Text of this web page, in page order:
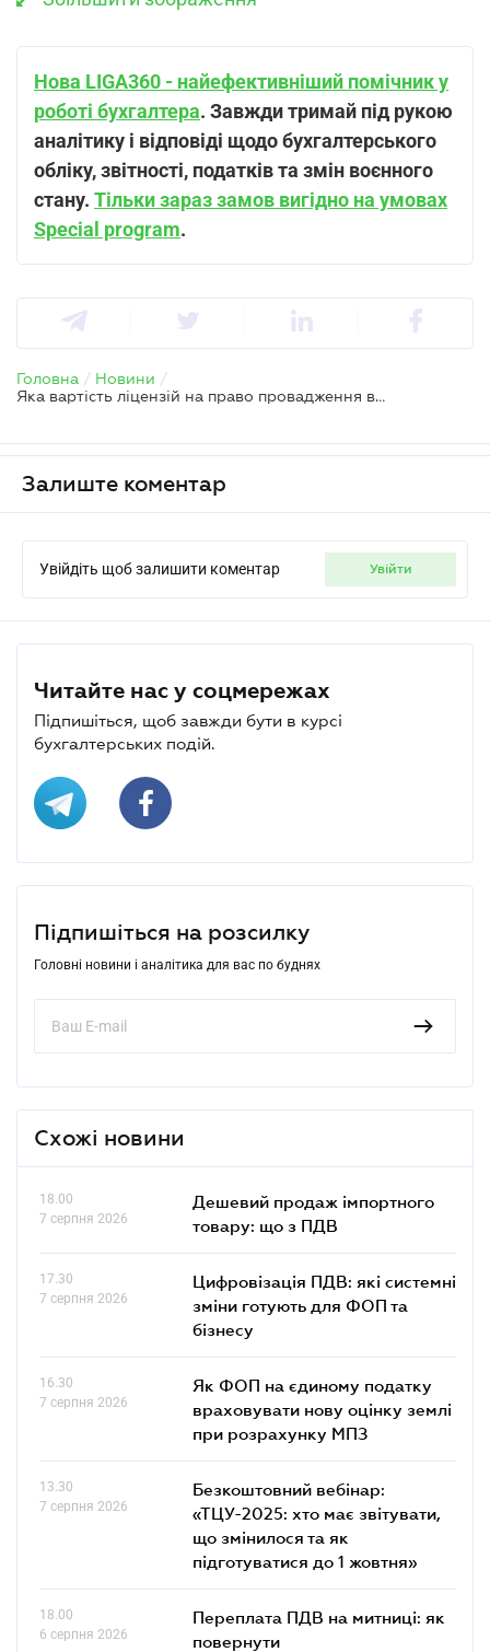
Нова LIGA360 - найефективніший помічник у
роботі бухгалтера. Завжди тримай під рукою
аналітику і відповіді щодо бухгалтерського
обліку, звітності, податків та змін воєнного
стану. Тільки зараз замов вигідно на умовах
Special program.
Головна / Новини /
Яка вартість ліцензій на право провадження відповідних видів діяльності
Залиште коментар
Увійдіть щоб залишити коментар увійти
Читайте нас у соцмережах
Підпишіться, щоб завжди бути в курсі
бухгалтерських подій.
Підпишіться на розсилку
Головні новини і аналітика для вас по буднях
Схожі новини
18.00
7 серпня 2026
Дешевий продаж імпортного
товару: що з ПДВ
17.30
7 серпня 2026
Цифровізація ПДВ: які системні
зміни готують для ФОП та
бізнесу
16.30
7 серпня 2026
Як ФОП на єдиному податку
враховувати нову оцінку землі
при розрахунку МПЗ
13.30
7 серпня 2026
Безкоштовний вебінар:
«ТЦУ-2025: хто має звітувати,
що змінилося та як
підготуватися до 1 жовтня»
18.00
6 серпня 2026
Переплата ПДВ на митниці: як
повернути